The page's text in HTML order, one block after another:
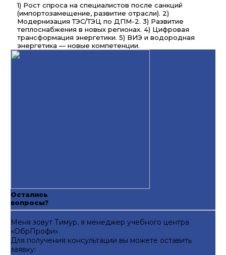
1) Рост спроса на специалистов после санкций
(импортозамещение, развитие отрасли). 2)
Модернизация ТЭС/ТЭЦ по ДПМ-2. 3) Развитие
теплоснабжения в новых регионах. 4) Цифровая
трансформация энергетики. 5) ВИЭ и водородная
энергетика — новые компетенции.
Остались
вопросы?
Меня зовут Тимур, я менеджер учебного центра
«ОбрПрофи».
Для получения консультации вы можете оставить
заявку: